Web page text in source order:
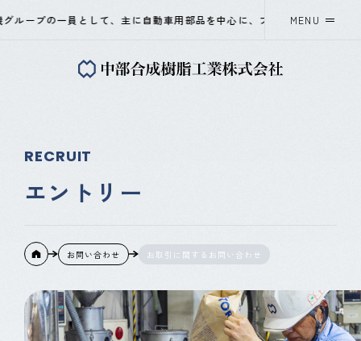
ープの一員として、主に自動車用部品を中心に、プラスチック射出成
MENU
中部合成樹脂工業について
会社概要
ニュース
OKAYA&CO.,LTD Instagram
RECRUIT
エントリー
お問い合わせ お取引に関するお問い合わせ